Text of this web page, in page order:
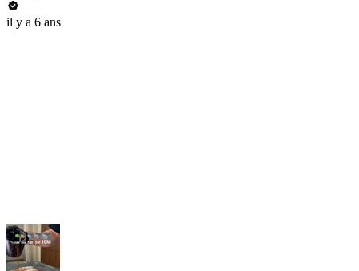
il y a 6 ans